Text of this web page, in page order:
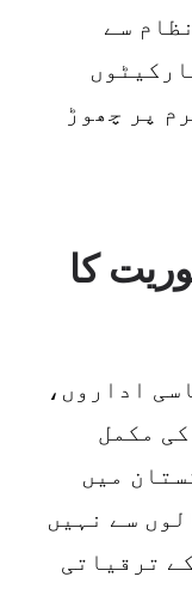
سے
پر چھوڑ
کا
اداروں،
مکمل
میں
سے نہیں
ترقیاتی